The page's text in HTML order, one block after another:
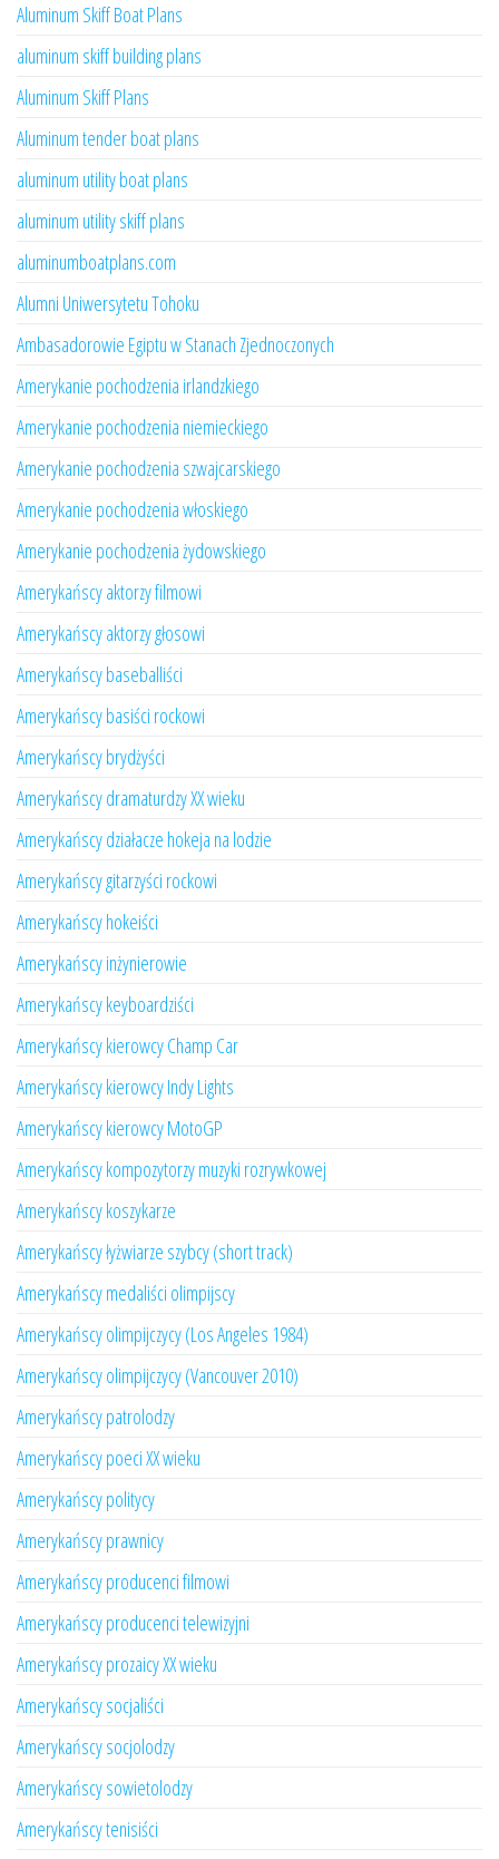
Aluminum Skiff Boat Plans
aluminum skiff building plans
Aluminum Skiff Plans
Aluminum tender boat plans
aluminum utility boat plans
aluminum utility skiff plans
aluminumboatplans.com
Alumni Uniwersytetu Tohoku
Ambasadorowie Egiptu w Stanach Zjednoczonych
Amerykanie pochodzenia irlandzkiego
Amerykanie pochodzenia niemieckiego
Amerykanie pochodzenia szwajcarskiego
Amerykanie pochodzenia włoskiego
Amerykanie pochodzenia żydowskiego
Amerykańscy aktorzy filmowi
Amerykańscy aktorzy głosowi
Amerykańscy baseballiści
Amerykańscy basiści rockowi
Amerykańscy brydżyści
Amerykańscy dramaturdzy XX wieku
Amerykańscy działacze hokeja na lodzie
Amerykańscy gitarzyści rockowi
Amerykańscy hokeiści
Amerykańscy inżynierowie
Amerykańscy keyboardziści
Amerykańscy kierowcy Champ Car
Amerykańscy kierowcy Indy Lights
Amerykańscy kierowcy MotoGP
Amerykańscy kompozytorzy muzyki rozrywkowej
Amerykańscy koszykarze
Amerykańscy łyżwiarze szybcy (short track)
Amerykańscy medaliści olimpijscy
Amerykańscy olimpijczycy (Los Angeles 1984)
Amerykańscy olimpijczycy (Vancouver 2010)
Amerykańscy patrolodzy
Amerykańscy poeci XX wieku
Amerykańscy politycy
Amerykańscy prawnicy
Amerykańscy producenci filmowi
Amerykańscy producenci telewizyjni
Amerykańscy prozaicy XX wieku
Amerykańscy socjaliści
Amerykańscy socjolodzy
Amerykańscy sowietolodzy
Amerykańscy tenisiści